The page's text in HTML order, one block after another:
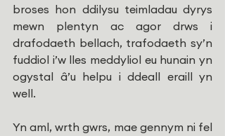
broses hon ddilysu teimladau dyrys
mewn plentyn ac agor drws i
drafodaeth bellach, trafodaeth sy’n
fuddiol i’w lles meddyliol eu hunain yn
ogystal â’u helpu i ddeall eraill yn
well.
Yn aml, wrth gwrs, mae gennym ni fel